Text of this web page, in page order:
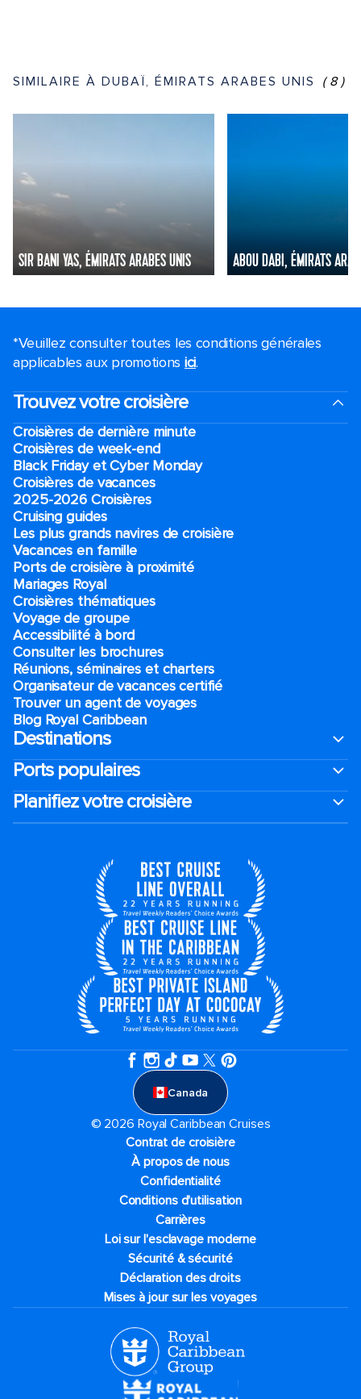
SIMILAIRE À DUBAÏ, ÉMIRATS ARABES UNIS (8)
SIR BANI YAS, ÉMIRATS ARABES UNIS ABOU DABI, ÉMIRATS
*Veuillez consulter toutes les conditions générales
applicables aux promotions ici.
Trouvez votre croisière
Croisières de dernière minute
Croisières de week-end
Black Friday et Cyber Monday
Croisières de vacances
2025-2026 Croisières
Cruising guides
Les plus grands navires de croisière
Vacances en famille
Ports de croisière à proximité
Mariages Royal
Croisières thématiques
Voyage de groupe​
Accessibilité à bord​
Consulter les brochures
Réunions, séminaires et charters
Organisateur de vacances certifié
Trouver un agent de voyages
Blog Royal Caribbean
Destinations
Ports populaires
Planifiez votre croisière
Canada
© 2026 Royal Caribbean Cruises
Contrat de croisière
À propos de nous
Confidentialité
Conditions d'utilisation
Carrières
Loi sur l'esclavage moderne
Sécurité & sécurité
Déclaration des droits
Mises à jour sur les voyages